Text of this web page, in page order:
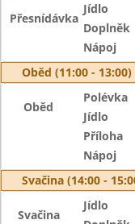
Přesnídávka
Jídlo
Doplněk
Nápoj
Oběd (11:00 - 13:00)
Oběd
Polévka
Jídlo
Příloha
Nápoj
Svačina (14:00 -
Svačina
Jídlo